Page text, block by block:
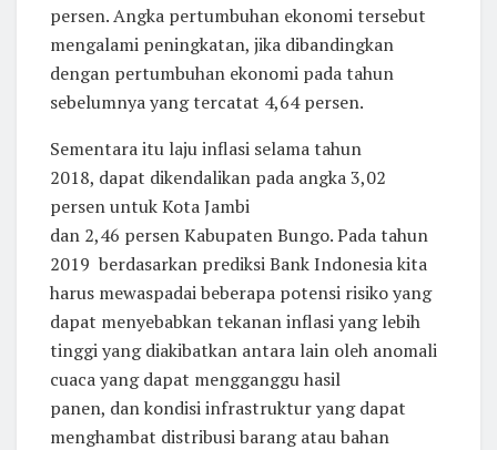
persen. Angka pertumbuhan ekonomi tersebut
mengalami peningkatan, jika dibandingkan
dengan pertumbuhan ekonomi pada tahun
sebelumnya yang tercatat 4,64 persen.
Sementara itu laju inflasi selama tahun
2018, dapat dikendalikan pada angka 3,02
persen untuk Kota Jambi
dan 2,46 persen Kabupaten Bungo. Pada tahun
2019 berdasarkan prediksi Bank Indonesia kita
harus mewaspadai beberapa potensi risiko yang
dapat menyebabkan tekanan inflasi yang lebih
tinggi yang diakibatkan antara lain oleh anomali
cuaca yang dapat mengganggu hasil
panen, dan kondisi infrastruktur yang dapat
menghambat distribusi barang atau bahan